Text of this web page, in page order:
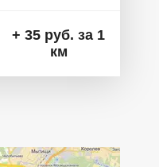
+ 35 руб. за 1
км